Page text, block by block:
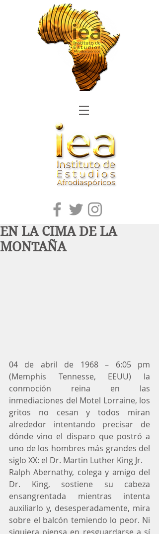
EN LA CIMA DE LA
MONTAÑA
04 de abril de 1968 – 6:05 pm
(Memphis Tennesse, EEUU) la
conmoción reina en las
inmediaciones del Motel Lorraine, los
gritos no cesan y todos miran
alrededor intentando precisar de
dónde vino el disparo que postró a
uno de los hombres más grandes del
siglo XX: el Dr. Martin Luther King Jr.
Ralph Abernathy, colega y amigo del
Dr. King, sostiene su cabeza
ensangrentada mientras intenta
auxiliarlo y, desesperadamente, mira
sobre el balcón temiendo lo peor. Ni